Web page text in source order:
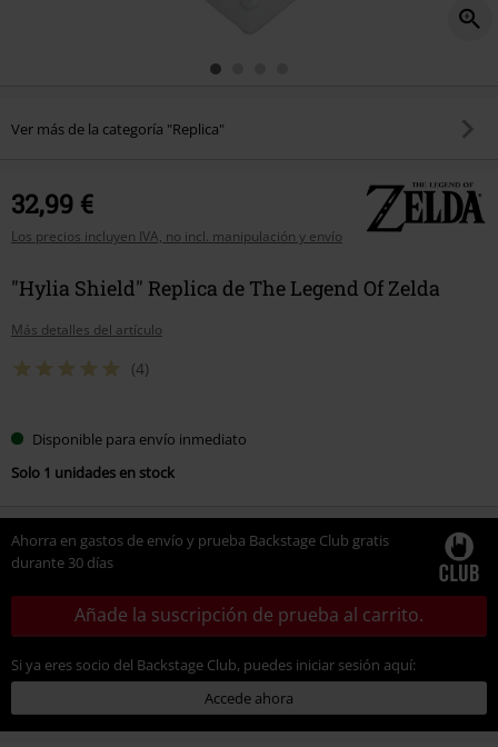
Ver más de la categoría "Replica"
32,99 €
Los precios incluyen IVA, no incl. manipulación y envío
"Hylia Shield" Replica de The Legend Of Zelda
Más detalles del artículo
(4)
Disponible para envío inmediato
Solo 1 unidades en stock
Ahorra en gastos de envío y prueba Backstage Club gratis
durante 30 días
Añade la suscripción de prueba al carrito.
Si ya eres socio del Backstage Club, puedes iniciar sesión aquí:
Accede ahora